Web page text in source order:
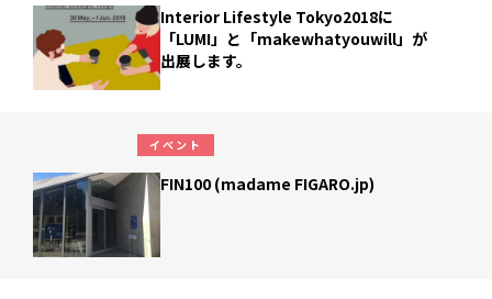
Interior Lifestyle Tokyo2018に
「LUMI」と「makewhatyouwill」が
出展します。
イベント
FIN100 (madame FIGARO.jp)